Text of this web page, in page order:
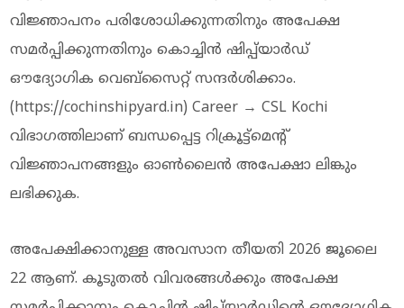
വിജ്ഞാപനം പരിശോധിക്കുന്നതിനും അപേക്ഷ
സമർപ്പിക്കുന്നതിനും കൊച്ചിൻ ഷിപ്പ്‌യാർഡ്
ഔദ്യോഗിക വെബ്സൈറ്റ് സന്ദർശിക്കാം.
(https://cochinshipyard.in) Career → CSL Kochi
വിഭാഗത്തിലാണ് ബന്ധപ്പെട്ട റിക്രൂട്ട്മെന്റ്
വിജ്ഞാപനങ്ങളും ഓൺലൈൻ അപേക്ഷാ ലിങ്കും
ലഭിക്കുക.
അപേക്ഷിക്കാനുള്ള അവസാന തീയതി 2026 ജൂലൈ
22 ആണ്. കൂടുതൽ വിവരങ്ങൾക്കും അപേക്ഷ